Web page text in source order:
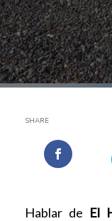
SHARE
Hablar de El